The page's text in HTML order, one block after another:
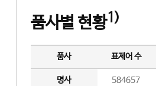
품사별 현황1)
품사 표제어 수
명사 584657